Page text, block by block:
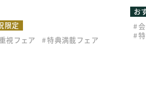
限定
視フェア
特典満載フェア
お